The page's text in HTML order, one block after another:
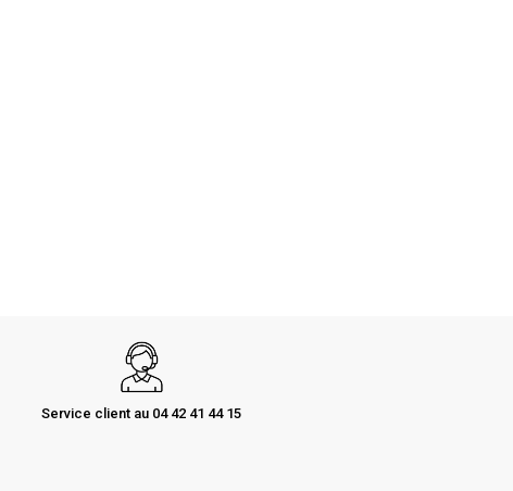
Service client au 04 42 41 44 15